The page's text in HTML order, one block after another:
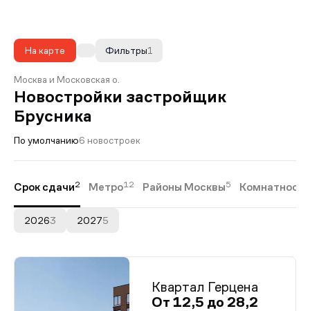
На карте 1
Фильтры
Москва и Московская о.
Новостройки застройщик
Брусника
По умолчанию6 новостроек
Срок сдачи2 Метро12 Районы Москвы5 Комнатность
20263 20275
Квартал Герцена
От 12,5 до 28,2